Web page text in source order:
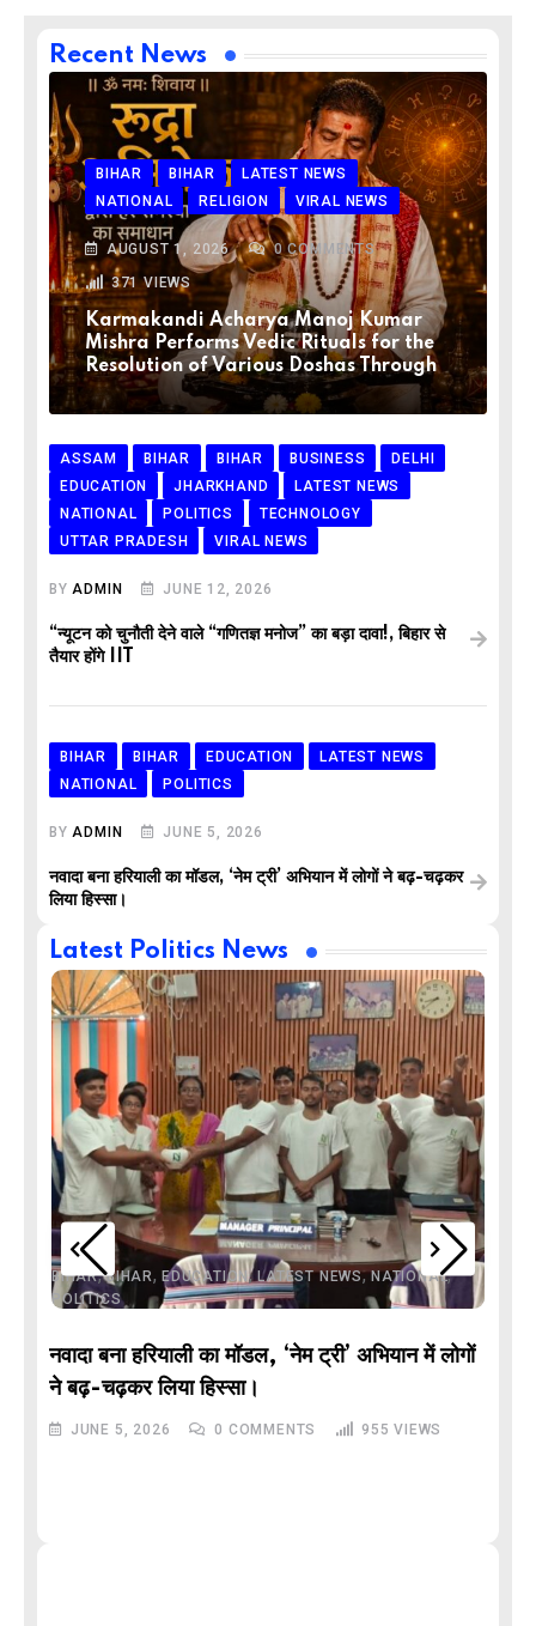
Recent News
BIHAR BIHAR
LATEST NEWS
NATIONAL
RELIGION VIRAL NEWS
AUGUST 1, 2026 0COMMENTS
371VIEWS
Karmakandi Acharya Manoj Kumar
Mishra Performs Vedic Rituals for the
Resolution of Various Doshas Through
ASSAM BIHAR BIHAR BUSINESS
DELHI
EDUCATION
JHARKHAND
LATEST NEWS
NATIONAL
POLITICS
TECHNOLOGY
UTTAR PRADESH
VIRAL NEWS
BYADMIN JUNE 12, 2026
“न्यूटन को चुनौती देने वाले “गणितज्ञ मनोज” का बड़ा दावा!, बिहार से
तैयार होंगे IIT
BIHAR BIHAR EDUCATION
LATEST NEWS
NATIONAL
POLITICS
BYADMIN JUNE 5, 2026
नवादा बना हरियाली का मॉडल, ‘नेम ट्री’ अभियान में लोगों ने बढ़-चढ़कर
लिया हिस्सा।
Latest Politics News
BIHAR,BIHAR, EDUCATION,LATEST NEWS,NATIONAL,
POLITICS
नवादा बना हरियाली का मॉडल, ‘नेम ट्री’ अभियान में लोगों
ने बढ़-चढ़कर लिया हिस्सा।
JUNE 5, 2026 0 COMMENTS 955 VIEWS